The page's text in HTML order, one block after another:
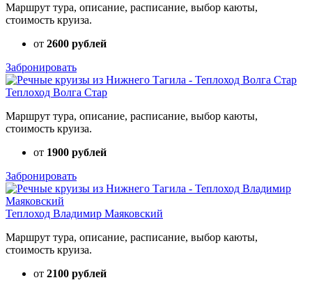
Маршрут тура, описание, расписание, выбор каюты,
стоимость круиза.
от 2600 рублей
Забронировать
Теплоход Волга Стар
Маршрут тура, описание, расписание, выбор каюты,
стоимость круиза.
от 1900 рублей
Забронировать
Теплоход Владимир Маяковский
Маршрут тура, описание, расписание, выбор каюты,
стоимость круиза.
от 2100 рублей